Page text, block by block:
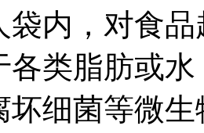
袋内，对食
各类脂肪或
坏细菌等微